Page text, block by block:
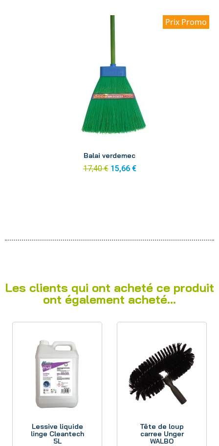
Prix Promo
Balai verdemec
17,40 € 15,66 €
Les clients qui ont acheté ce produit
ont également acheté...
Lessive liquide
linge Cleantech
5L
Tête de loup
carree Unger
WALBO